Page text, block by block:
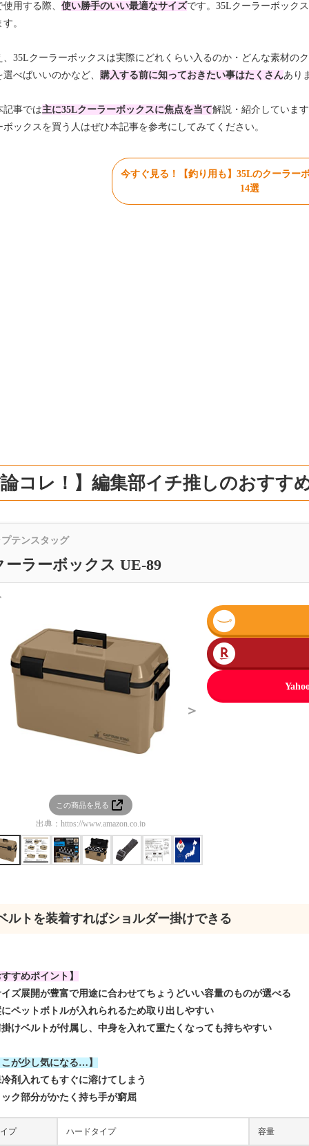
用する際、 使い勝手のいい最適なサイズです。35Lクーラーボック
。
、35Lクーラーボックスは実際にどれくらい入るのか・どんな素材の
べばいいのかなど、 購入する前に知っておきたい事はたくさんあり
記事では主に35Lクーラーボックスに焦点を当て解説・紹介していま
ボックスを買う人はぜひ本記事を参考にしてみてください。
今すぐ見る！【釣り用も】35Lのクーラー
14選
コレ！】編集部イチ推しのおすす
テンスタッグ
ーラーボックス UE-89
この商品を見る
出典： https://www.amazon.co.jp
＞
ルトを装着すればショルダー掛けできる
すめポイント】
ズ展開が豊富で用途に合わせてちょうどいい容量のものが選べる
ペットボトルが入れられるため取り出しやすい
けベルトが付属し、中身を入れて重たくなっても持ちやすい
が少し気になる…】
剤入れてもすぐに溶けてしまう
ク部分がかたく持ち手が窮屈
プ ハードタイプ 容量